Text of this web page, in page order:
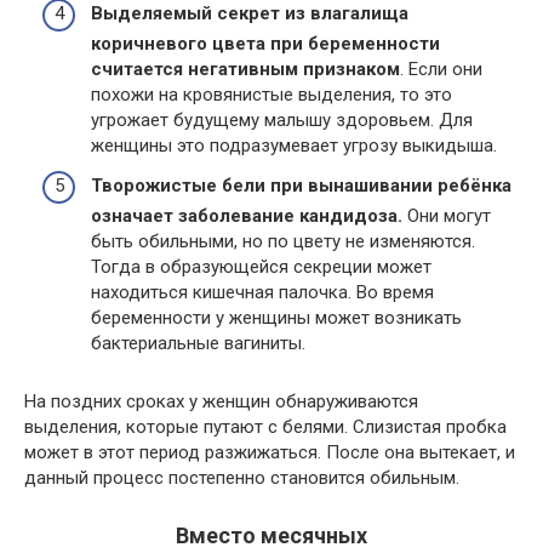
Выделяемый секрет из влагалища
коричневого цвета при беременности
считается негативным признаком. Если они
похожи на кровянистые выделения, то это
угрожает будущему малышу здоровьем. Для
женщины это подразумевает угрозу выкидыша.
Творожистые бели при вынашивании ребёнка
означает заболевание кандидоза. Они могут
быть обильными, но по цвету не изменяются.
Тогда в образующейся секреции может
находиться кишечная палочка. Во время
беременности у женщины может возникать
бактериальные вагиниты.
На поздних сроках у женщин обнаруживаются
выделения, которые путают с белями. Слизистая пробка
может в этот период разжижаться. После она вытекает, и
данный процесс постепенно становится обильным.
Вместо месячных